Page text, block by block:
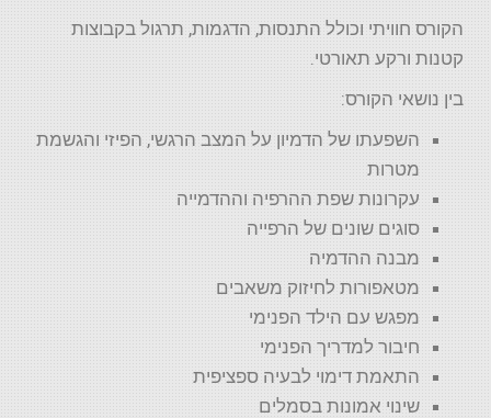
הקורס חוויתי וכולל התנסות, הדגמות, תרגול בקבוצות
קטנות ורקע תאורטי.
בין נושאי הקורס:
השפעתו של הדמיון על המצב הרגשי, הפיזי והגשמת
מטרות
עקרונות שפת ההרפיה וההדמייה
סוגים שונים של הרפייה
מבנה ההדמיה
מטאפורות לחיזוק משאבים
מפגש עם הילד הפנימי
חיבור למדריך הפנימי
התאמת דימוי לבעיה ספציפית
שינוי אמונות בסמלים